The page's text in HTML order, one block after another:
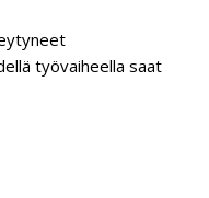
työvaiheella saat